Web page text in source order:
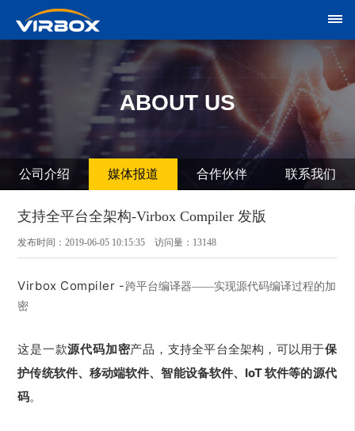
ABOUT US
公司介绍 媒体报道 合作伙伴 联系我们
支持全平台全架构-Virbox Compiler 发版
发布时间：2019-06-05 10:15:35 访问量：13148
Virbox Compiler - 跨平台编译器——实现源代码编译过程的加
密
这是一款源代码加密产品， 支持全平台全架构，可以用于保
护传统软件、移动端软件、智能设备软件、IoT 软件等的源代
码。